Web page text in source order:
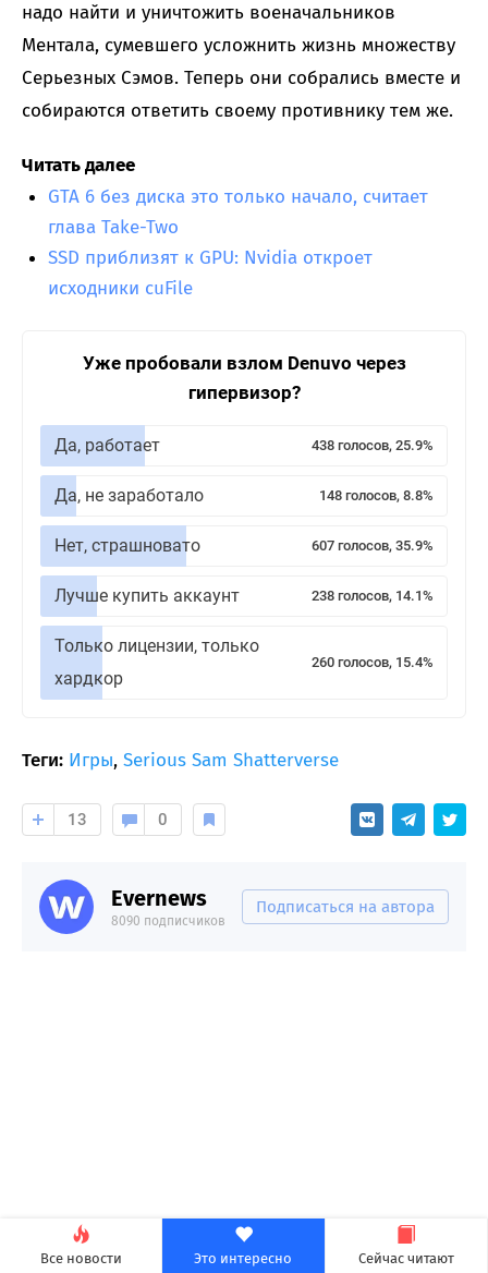
Все новости Это интересно Сейчас читают
надо найти и уничтожить военачальников
Ментала, сумевшего усложнить жизнь множеству
Серьезных Сэмов. Теперь они собрались вместе и
собираются ответить своему противнику тем же.
Читать далее
GTA 6 без диска это только начало, считает
глава Take-Two
SSD приблизят к GPU: Nvidia откроет
исходники cuFile
Уже пробовали взлом Denuvo через
гипервизор?
Да, работает 438 голосов, 25.9%
Да, не заработало 148 голосов, 8.8%
Нет, страшновато 607 голосов, 35.9%
Лучше купить аккаунт 238 голосов, 14.1%
Только лицензии, только
хардкор
260 голосов, 15.4%
Теги: Игры, Serious Sam Shatterverse
13 0
Evernews
8090 подписчиков
Подписаться на автора